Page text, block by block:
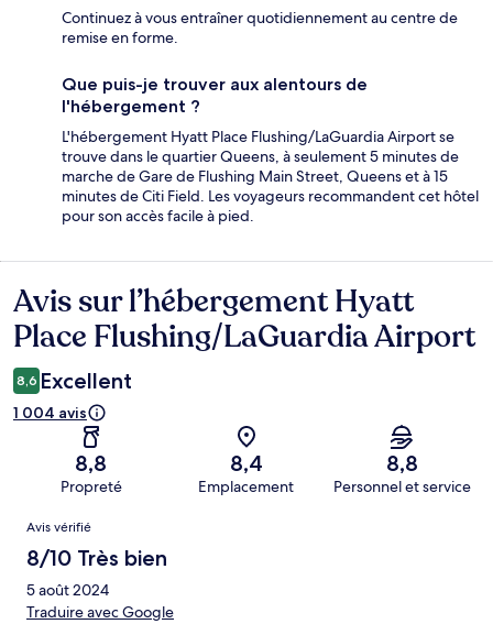
Continuez à vous entraîner quotidiennement au centre de
remise en forme.
Que puis-je trouver aux alentours de
l'hébergement ?
L'hébergement Hyatt Place Flushing/LaGuardia Airport se
trouve dans le quartier Queens, à seulement 5 minutes de
marche de Gare de Flushing Main Street, Queens et à 15
minutes de Citi Field. Les voyageurs recommandent cet hôtel
pour son accès facile à pied.
Avis
Avis sur l’hébergement Hyatt
Place Flushing/LaGuardia Airport
8,6 Excellent
1 004 avis
8,8
Propreté
8,4
Emplacement
8,8
Personnel et service
Avis
Avis vérifié
8/10 Très bien
5 août 2024
Traduire avec Google